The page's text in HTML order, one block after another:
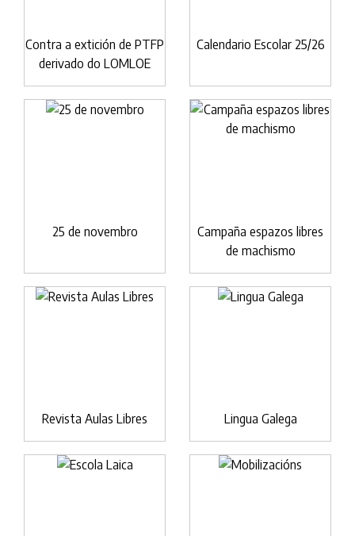
Contra a extición de PTFP
derivado do LOMLOE
Calendario Escolar 25/26
25 de novembro
Campaña espazos libres
de machismo
Revista Aulas Libres Lingua Galega